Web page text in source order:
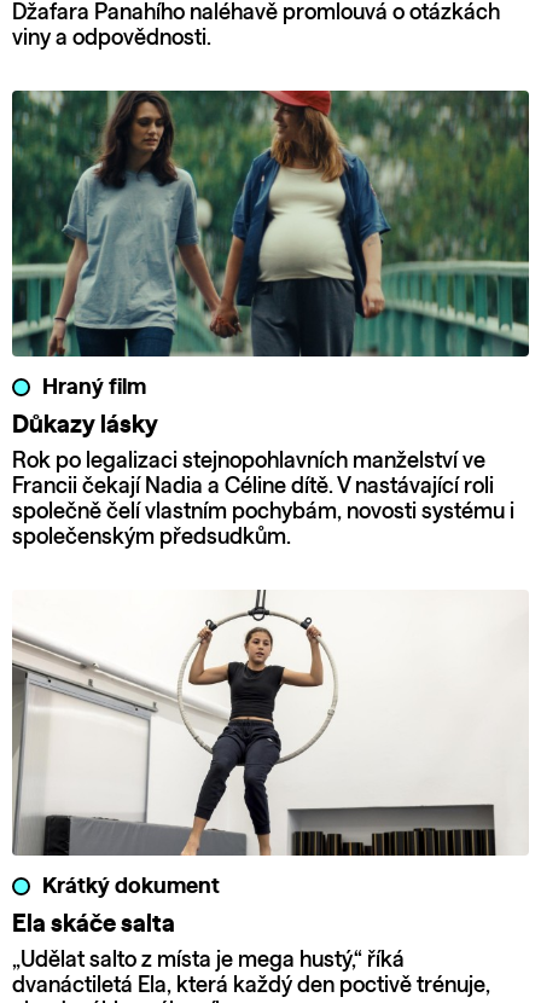
Džafara Panahího naléhavě promlouvá o otázkách
viny a odpovědnosti.
Hraný film
Důkazy lásky
Rok po legalizaci stejnopohlavních manželství ve
Francii čekají Nadia a Céline dítě. V nastávající roli
společně čelí vlastním pochybám, novosti systému i
společenským předsudkům.
Krátký dokument
Ela skáče salta
„Udělat salto z místa je mega hustý,“ říká
dvanáctiletá Ela, která každý den poctivě trénuje,